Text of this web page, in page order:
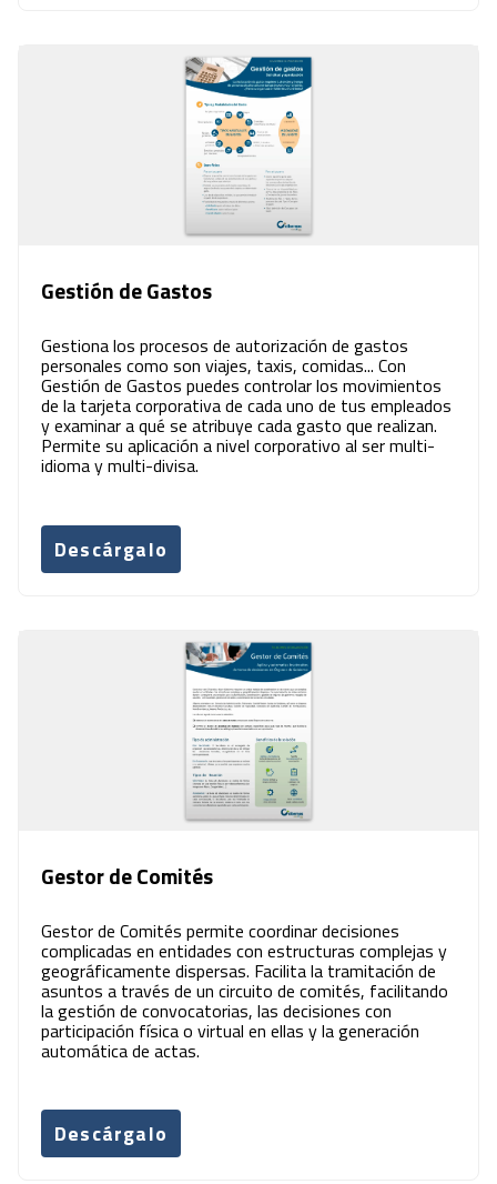
Gestión de Gastos
Gestiona los procesos de autorización de gastos
personales como son viajes, taxis, comidas... Con
Gestión de Gastos puedes controlar los movimientos
de la tarjeta corporativa de cada uno de tus empleados
y examinar a qué se atribuye cada gasto que realizan.
Permite su aplicación a nivel corporativo al ser multi-
idioma y multi-divisa.
Descárgalo
Gestor de Comités
Gestor de Comités permite coordinar decisiones
complicadas en entidades con estructuras complejas y
geográficamente dispersas. Facilita la tramitación de
asuntos a través de un circuito de comités, facilitando
la gestión de convocatorias, las decisiones con
participación física o virtual en ellas y la generación
automática de actas.
Descárgalo